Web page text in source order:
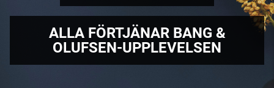
ALLA FÖRTJÄNAR BANG &
OLUFSEN-UPPLEVELSEN